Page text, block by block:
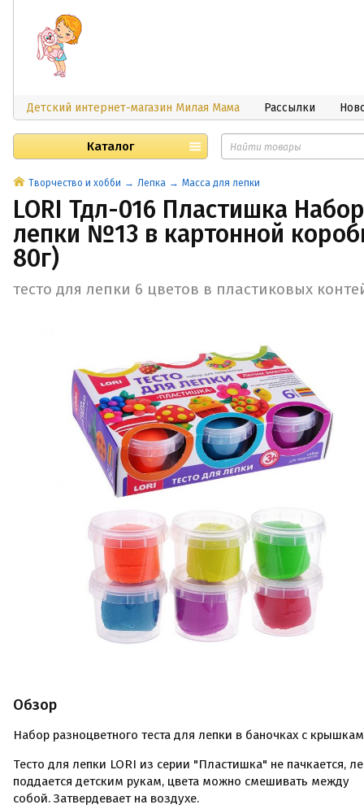
Детский интернет-магазин Милая Мама Рассылки
Каталог
Творчество и хобби Лепка Масса для лепки
LORI Тдл-016 Пластишка
лепки №13 в картонной
80г)
тесто для лепки 6 цветов в пластиковых
Обзор
Набор разноцветного теста для лепки в баночках с
Тесто для лепки LORI из серии "Пластишка" не пачкается,
поддается детским рукам, цвета можно смешивать между
собой. Затвердевает на воздухе.